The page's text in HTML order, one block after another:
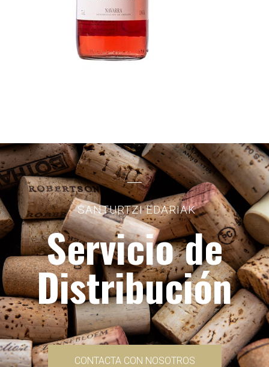
SANTURTZI EDARIAK
Servicio de
Distribución
CONTACTA CON NOSOTROS